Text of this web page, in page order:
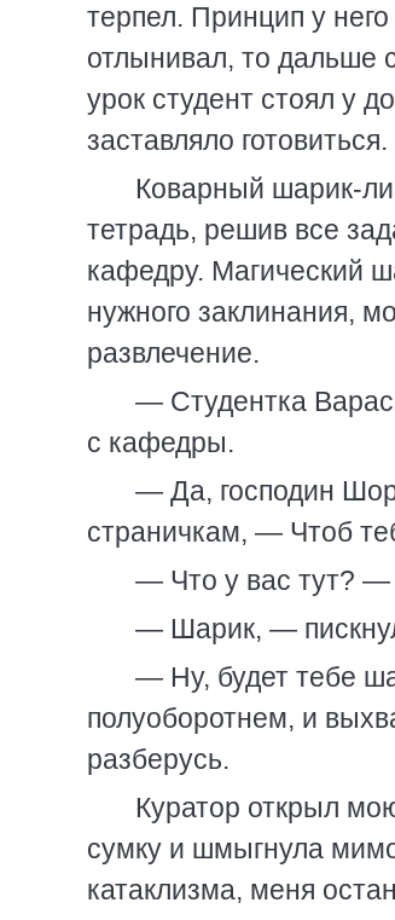
терпел. Принцип у
отлынивал, то дальше
урок студент стоял у
заставляло
Коварный шарик-
тетрадь, решив все
кафедру. Магический
нужного заклинания,
развлечение.
— Студентка
с кафедры.
— Да, господин
страничкам, — Чтоб
— Что у вас тут? —
— Шарик, —
— Ну, будет тебе
полуоборотнем, и
разберусь.
Куратор открыл
сумку и шмыгнула
катаклизма, меня